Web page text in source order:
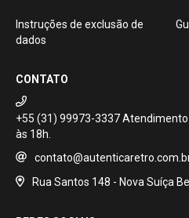
Instruções de exclusão de
dados
CONTATO
+55 (31) 99973-3337
Rua Santos 148 - Nova Suíça